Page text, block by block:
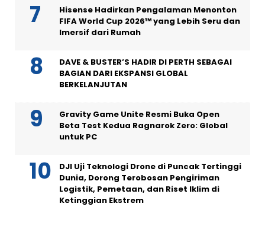
Hisense Hadirkan Pengalaman Menonton
FIFA World Cup 2026™ yang Lebih Seru dan
Imersif dari Rumah
DAVE & BUSTER’S HADIR DI PERTH SEBAGAI
BAGIAN DARI EKSPANSI GLOBAL
BERKELANJUTAN
Gravity Game Unite Resmi Buka Open
Beta Test Kedua Ragnarok Zero: Global
untuk PC
DJI Uji Teknologi Drone di Puncak Tertinggi
Dunia, Dorong Terobosan Pengiriman
Logistik, Pemetaan, dan Riset Iklim di
Ketinggian Ekstrem